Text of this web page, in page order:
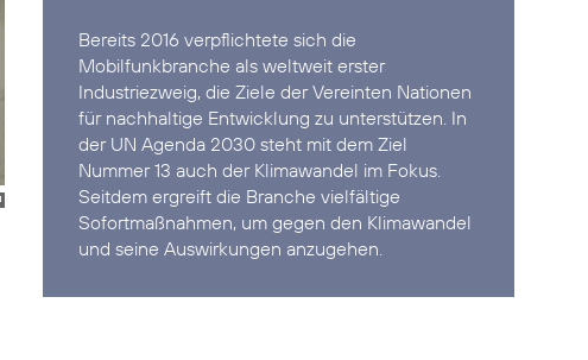
Bereits 2016 verpflichtete sich die
Mobilfunkbranche als weltweit erster
Industriezweig, dieZiele der Vereinten Nationen
für nachhaltige Entwicklung zu unterstützen. In
der UN Agenda 2030 steht mit dem Ziel
Nummer 13 auch der Klimawandel im Fokus.
Seitdem ergreift die Branche vielfältige
Sofortmaßnahmen, um gegen den Klimawandel